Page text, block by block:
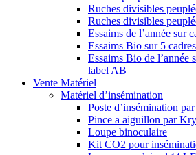
Ruches divisibles
Ruches divisibles
Essaims de l’année sur
Essaims Bio sur 5
Essaims Bio de l’année
label AB
Vente Matériel
Matériel d’insémination
Poste d’insémination
Pince a aiguillon par
Loupe binoculaire
Kit CO2 pour